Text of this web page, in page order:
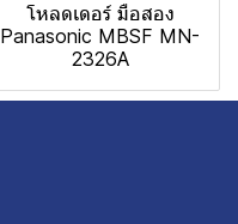
โหลดเดอร์ มือสอง
Panasonic MBSF MN-
2326A